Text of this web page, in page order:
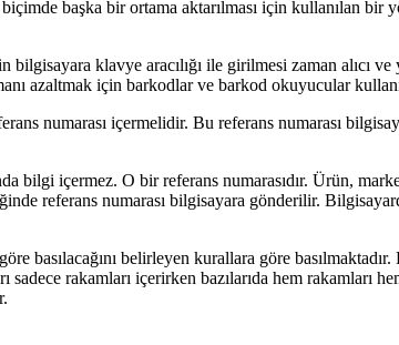
başka bir ortama aktarılması için kullanılan bir
klavye aracılığı ile girilmesi zaman alıcı ve
azaltmak için barkodlar ve barkod okuyucular
numarası içermelidir. Bu referans numarası
içermez. O bir referans numarasıdır. Ürün,
referans numarası bilgisayara gönderilir.
belirleyen kurallara göre
rakamları içerirken bazılarıda hem rakamları